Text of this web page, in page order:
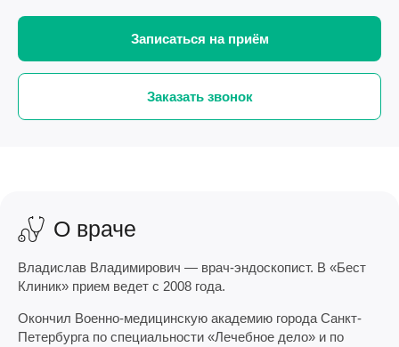
Записаться на приём
Заказать звонок
О враче
Владислав Владимирович — врач-эндоскопист. В «Бест
Клиник» прием ведет с 2008 года.
Окончил Военно-медицинскую академию города Санкт-
Петербурга по специальности «Лечебное дело» и по